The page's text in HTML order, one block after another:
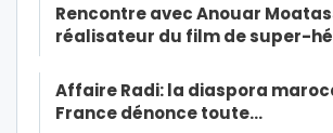
Rencontre avec Anouar
réalisateur du film de super-
Affaire Radi: la diaspora
France dénonce toute…